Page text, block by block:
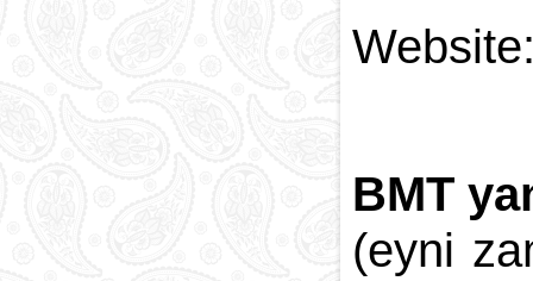
BMT
(eyni